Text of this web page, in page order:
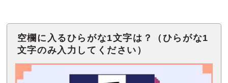
空欄に入るひらがな1文字は？（ひらがな1
文字のみ入力してください）